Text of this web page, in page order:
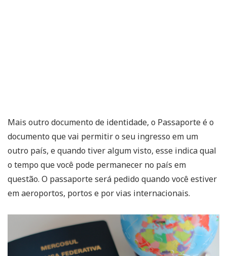
Mais outro documento de identidade, o Passaporte é o
documento que vai permitir o seu ingresso em um
outro país, e quando tiver algum visto, esse indica qual
o tempo que você pode permanecer no país em
questão. O passaporte será pedido quando você estiver
em aeroportos, portos e por vias internacionais.